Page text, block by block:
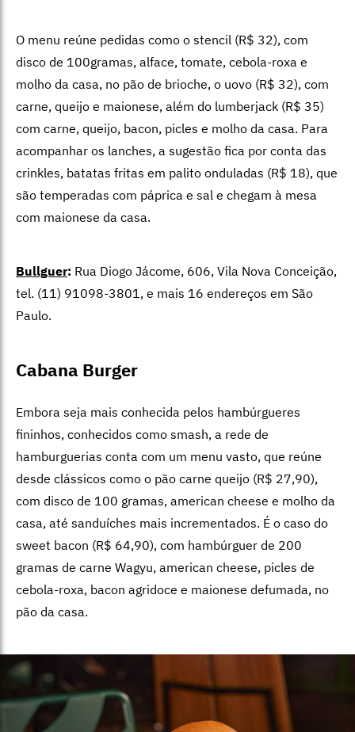
O menu reúne pedidas como o stencil (R$ 32), com
disco de 100gramas, alface, tomate, cebola-roxa e
molho da casa, no pão de brioche, o uovo (R$ 32), com
carne, queijo e maionese, além do lumberjack (R$ 35)
com carne, queijo, bacon, picles e molho da casa. Para
acompanhar os lanches, a sugestão fica por conta das
crinkles, batatas fritas em palito onduladas (R$ 18), que
são temperadas com páprica e sal e chegam à mesa
com maionese da casa.
Bullguer: Rua Diogo Jácome, 606, Vila Nova Conceição,
tel. (11) 91098-3801, e mais 16 endereços em São
Paulo.
Cabana Burger
Embora seja mais conhecida pelos hambúrgueres
fininhos, conhecidos como smash, a rede de
hamburguerias conta com um menu vasto, que reúne
desde clássicos como o pão carne queijo (R$ 27,90),
com disco de 100 gramas, american cheese e molho da
casa, até sanduíches mais incrementados. É o caso do
sweet bacon (R$ 64,90), com hambúrguer de 200
gramas de carne Wagyu, american cheese, picles de
cebola-roxa, bacon agridoce e maionese defumada, no
pão da casa.